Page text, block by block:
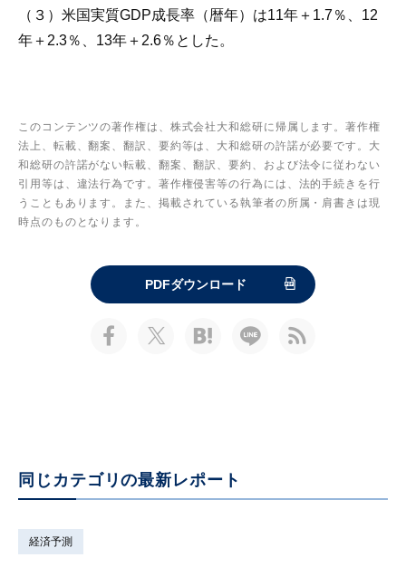
（３）米国実質GDP成長率（暦年）は11年＋1.7％、12
年＋2.3％、13年＋2.6％とした。
このコンテンツの著作権は、株式会社大和総研に帰属します。著作権
法上、転載、翻案、翻訳、要約等は、大和総研の許諾が必要です。大
和総研の許諾がない転載、翻案、翻訳、要約、および法令に従わない
引用等は、違法行為です。著作権侵害等の行為には、法的手続きを行
うこともあります。また、掲載されている執筆者の所属・肩書きは現
時点のものとなります。
PDFダウンロード
同じカテゴリの最新レポート
経済予測